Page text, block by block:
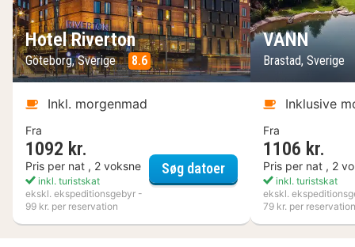
Hotel Riverton
Göteborg, Sverige 8.6
Inkl. morgenmad
Fra
1092 kr.
Pris per nat , 2 voksne
inkl. turistskat
ekskl. ekspeditionsgebyr -
99 kr. per reservation
Søg datoerHotel Riverton
VANN
Brastad, Sverige
Inklusive
Fra
1106 kr.
Pris per nat , 2
inkl. turistskat
ekskl.
79 kr. per reservation